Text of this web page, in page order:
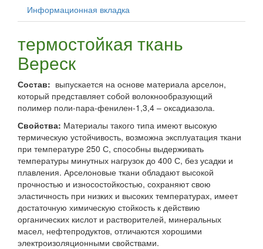
Информационная вкладка
термостойкая ткань
Вереск
Состав: выпускается на основе материала арселон,
который представляет собой волокнообразующий
полимер поли-пара-фенилен-1,3,4 – оксадиазола.
Свойства: Материалы такого типа имеют высокую
термическую устойчивость, возможна эксплуатация ткани
при температуре 250 С, способны выдерживать
температуры минутных нагрузок до 400 С, без усадки и
плавления. Арселоновые ткани обладают высокой
прочностью и износостойкостью, сохраняют свою
эластичность при низких и высоких температурах, имеет
достаточную химическую стойкость к действию
органических кислот и растворителей, минеральных
масел, нефтепродуктов, отличаются хорошими
электроизоляционными свойствами.